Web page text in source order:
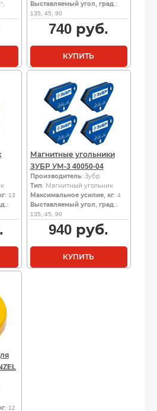
Выставляемый угол, град.:
135, 45, 90
740 руб.
КУПИТЬ
: 13
:
Магнитные угольники
ЗУБР УМ-3 40050-04
Производитель: Зубр
Тип: Магнитный угольник
Максимальное усилие, кг: 4
Выставляемый угол, град.:
135, 45, 90
940 руб.
КУПИТЬ
: 12